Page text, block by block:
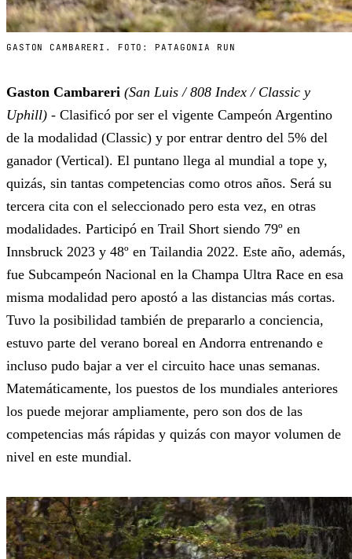
GASTON CAMBARERI. FOTO: PATAGONIA RUN
Gaston Cambareri (San Luis / 808 Index / Classic y
Uphill) - Clasificó por ser el vigente Campeón Argentino
de la modalidad (Classic) y por entrar dentro del 5% del
ganador (Vertical). El puntano llega al mundial a tope y,
quizás, sin tantas competencias como otros años. Será su
tercera cita con el seleccionado pero esta vez, en otras
modalidades. Participó en Trail Short siendo 79º en
Innsbruck 2023 y 48º en Tailandia 2022. Este año, además,
fue Subcampeón Nacional en la Champa Ultra Race en esa
misma modalidad pero apostó a las distancias más cortas.
Tuvo la posibilidad también de prepararlo a conciencia,
estuvo parte del verano boreal en Andorra entrenando e
incluso pudo bajar a ver el circuito hace unas semanas.
Matemáticamente, los puestos de los mundiales anteriores
los puede mejorar ampliamente, pero son dos de las
competencias más rápidas y quizás con mayor volumen de
nivel en este mundial.